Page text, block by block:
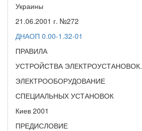
Украины
21.06.2001 г. №272
ДНАОП 0.00-1.32-01
ПРАВИЛА
УСТРОЙСТВА ЭЛЕКТРОУСТАНОВОК.
ЭЛЕКТРООБОРУДОВАНИЕ
СПЕЦИАЛЬНЫХ УСТАНОВОК
Киев 2001
ПРЕДИСЛОВИЕ